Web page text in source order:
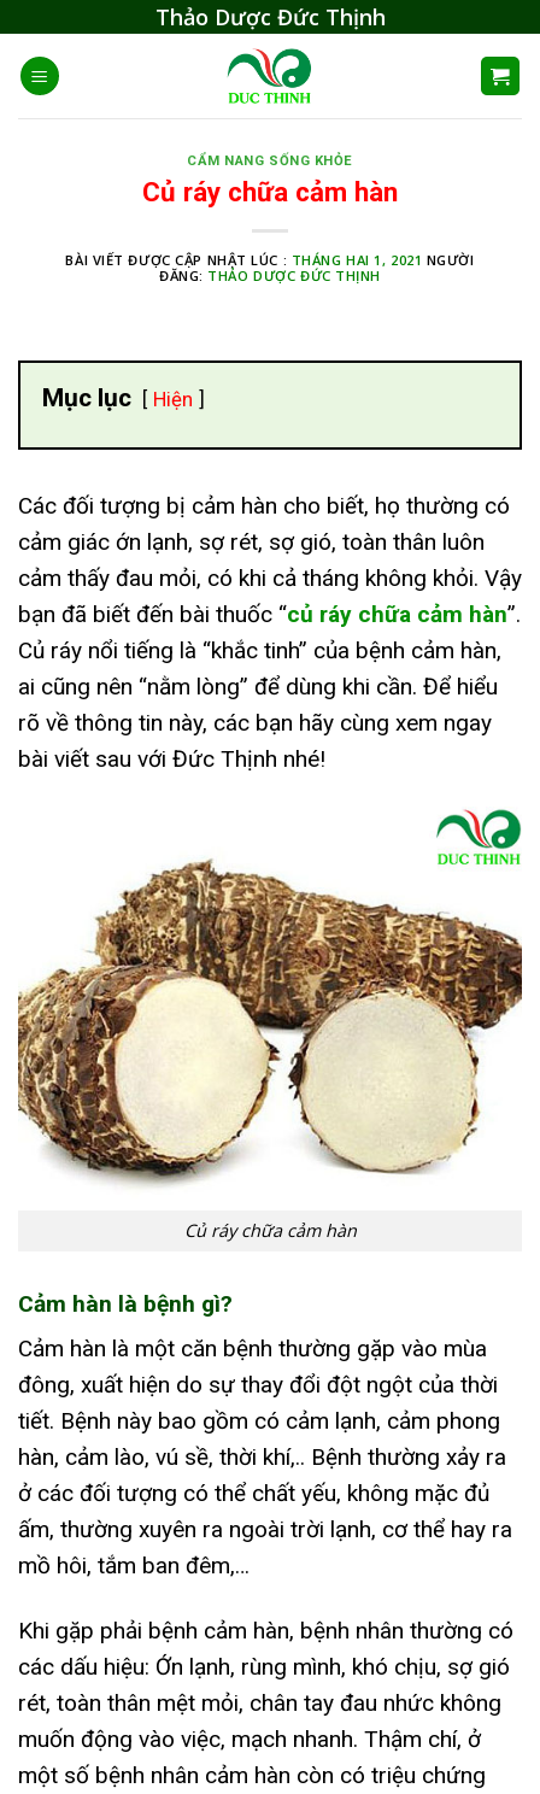
content
Thảo Dược Đức Thịnh
CẨM NANG SỐNG KHỎE
Củ ráy chữa cảm hàn
BÀI VIẾT ĐƯỢC CẬP NHẬT LÚC : THÁNG HAI 1, 2021 NGƯỜI
ĐĂNG: THẢO DƯỢC ĐỨC THỊNH
Mục lục Hiện
Các đối tượng bị cảm hàn cho biết, họ thường có
cảm giác ớn lạnh, sợ rét, sợ gió, toàn thân luôn
cảm thấy đau mỏi, có khi cả tháng không khỏi. Vậy
bạn đã biết đến bài thuốc “củ ráy chữa cảm hàn”.
Củ ráy nổi tiếng là “khắc tinh” của bệnh cảm hàn,
ai cũng nên “nằm lòng” để dùng khi cần. Để hiểu
rõ về thông tin này, các bạn hãy cùng xem ngay
bài viết sau với Đức Thịnh nhé!
Củ ráy chữa cảm hàn
Cảm hàn là bệnh gì?
Cảm hàn là một căn bệnh thường gặp vào mùa
đông, xuất hiện do sự thay đổi đột ngột của thời
tiết. Bệnh này bao gồm có cảm lạnh, cảm phong
hàn, cảm lào, vú sề, thời khí,.. Bệnh thường xảy ra
ở các đối tượng có thể chất yếu, không mặc đủ
ấm, thường xuyên ra ngoài trời lạnh, cơ thể hay ra
mồ hôi, tắm ban đêm,…
Khi gặp phải bệnh cảm hàn, bệnh nhân thường có
các dấu hiệu: Ớn lạnh, rùng mình, khó chịu, sợ gió
rét, toàn thân mệt mỏi, chân tay đau nhức không
muốn động vào việc, mạch nhanh. Thậm chí, ở
một số bệnh nhân cảm hàn còn có triệu chứng